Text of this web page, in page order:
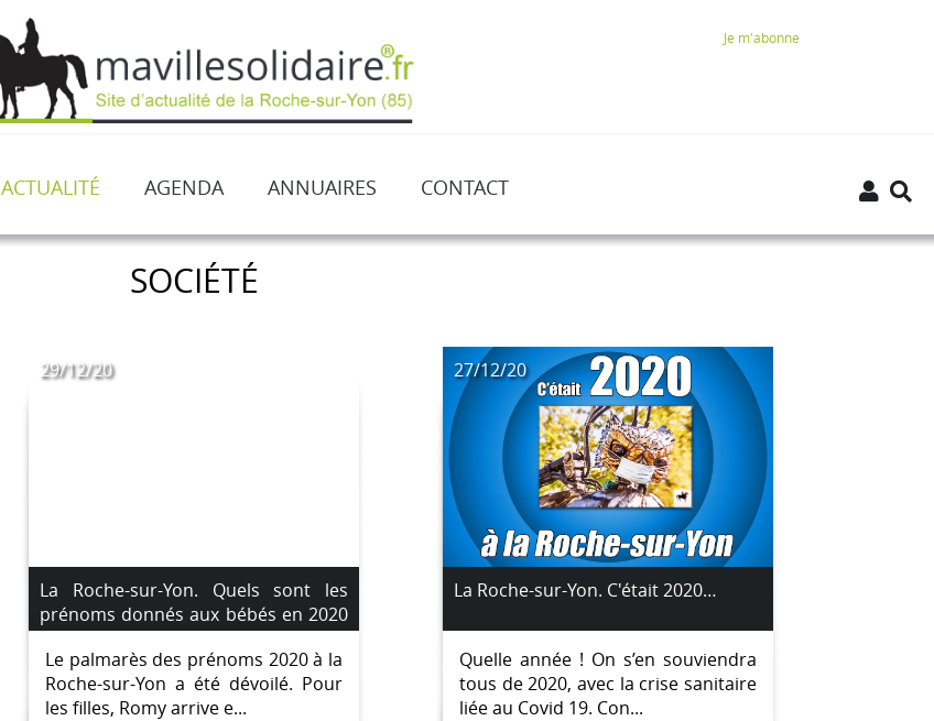
Je m'abonne
ACTUALITÉ AGENDA ANNUAIRES CONTACT
SOCIÉTÉ
29/12/20
La Roche-sur-Yon. Quels sont les
prénoms donnés aux bébés en 2020
?
Le palmarès des prénoms 2020 à la
Roche-sur-Yon a été dévoilé. Pour
les filles, Romy arrive e...
27/12/20
La Roche-sur-Yon. C'était 2020…
Quelle année ! On s’en souviendra
tous de 2020, avec la crise sanitaire
liée au Covid 19. Con...